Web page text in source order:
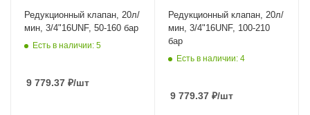
Редукционный клапан, 20л/
мин, 3/4"16UNF, 50-160 бар
Есть в наличии: 5
9 779.37 ₽/шт
Редукционный клапан, 20л/
мин, 3/4"16UNF, 100-210
бар
Есть в наличии: 4
9 779.37 ₽/шт